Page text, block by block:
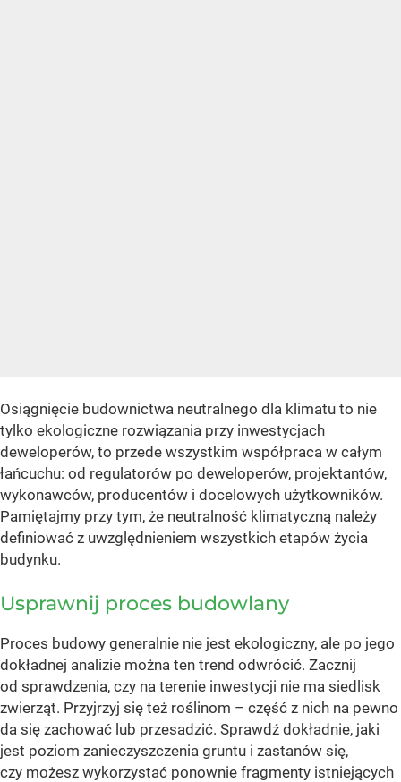
Osiągnięcie budownictwa neutralnego dla klimatu to nie
tylko ekologiczne rozwiązania przy inwestycjach
deweloperów, to przede wszystkim współpraca w całym
łańcuchu: od regulatorów po deweloperów, projektantów,
wykonawców, producentów i docelowych użytkowników.
Pamiętajmy przy tym, że neutralność klimatyczną należy
definiować z uwzględnieniem wszystkich etapów życia
budynku.
Usprawnij proces budowlany
Proces budowy generalnie nie jest ekologiczny, ale po jego
dokładnej analizie można ten trend odwrócić. Zacznij
od sprawdzenia, czy na terenie inwestycji nie ma siedlisk
zwierząt. Przyjrzyj się też roślinom – część z nich na pewno
da się zachować lub przesadzić. Sprawdź dokładnie, jaki
jest poziom zanieczyszczenia gruntu i zastanów się,
czy możesz wykorzystać ponownie fragmenty istniejących